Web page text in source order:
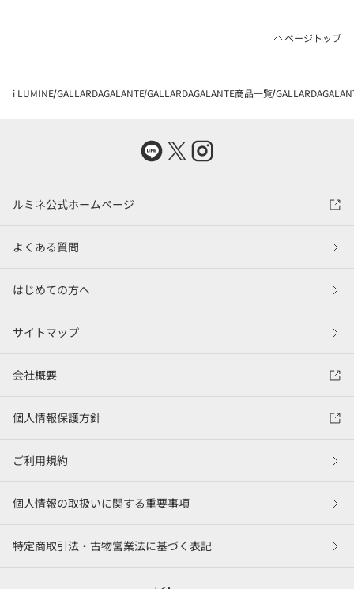
ページトップ
i LUMINE GALLARDAGALANTE GALLARDAGALANTE商品一覧
ルミネ公式ホームページ
よくある質問
はじめての方へ
サイトマップ
会社概要
個人情報保護方針
ご利用規約
個人情報の取扱いに関する重要事項
特定商取引法・古物営業法に基づく表記